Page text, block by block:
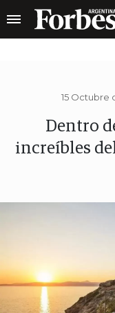
15 Octubre
Dentro
increíbles